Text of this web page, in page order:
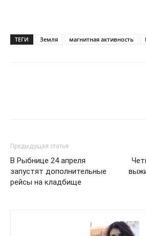
ТЕГИ Земля магнитная активность
Предыдущая статья
В Рыбнице 24 апреля
запустят дополнительные
рейсы на кладбище